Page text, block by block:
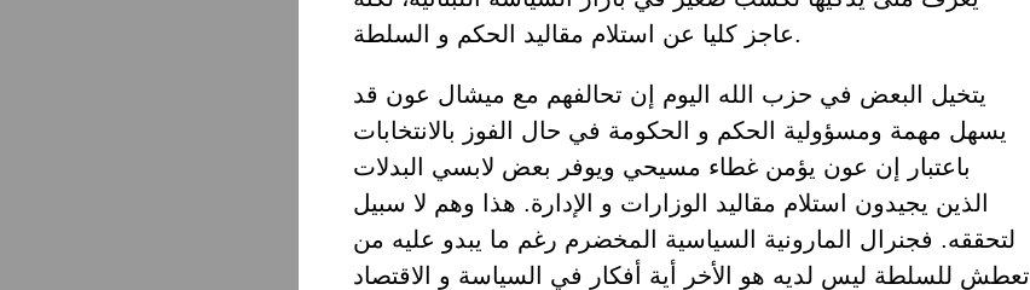
عاجز كليا عن استلام مقاليد الحكم و السلطة.
يتخيل البعض في حزب الله اليوم إن تحالفهم مع ميشال عون قد
يسهل مهمة ومسؤولية الحكم و الحكومة في حال الفوز بالانتخابات
باعتبار إن عون يؤمن غطاء مسيحي ويوفر بعض لابسي البدلات
الذين يجيدون استلام مقاليد الوزارات و الإدارة. هذا وهم لا سبيل
لتحققه. فجنرال المارونية السياسية المخضرم رغم ما يبدو عليه من
تعطش للسلطة ليس لديه هو الأخر أية أفكار في السياسة و الاقتصاد